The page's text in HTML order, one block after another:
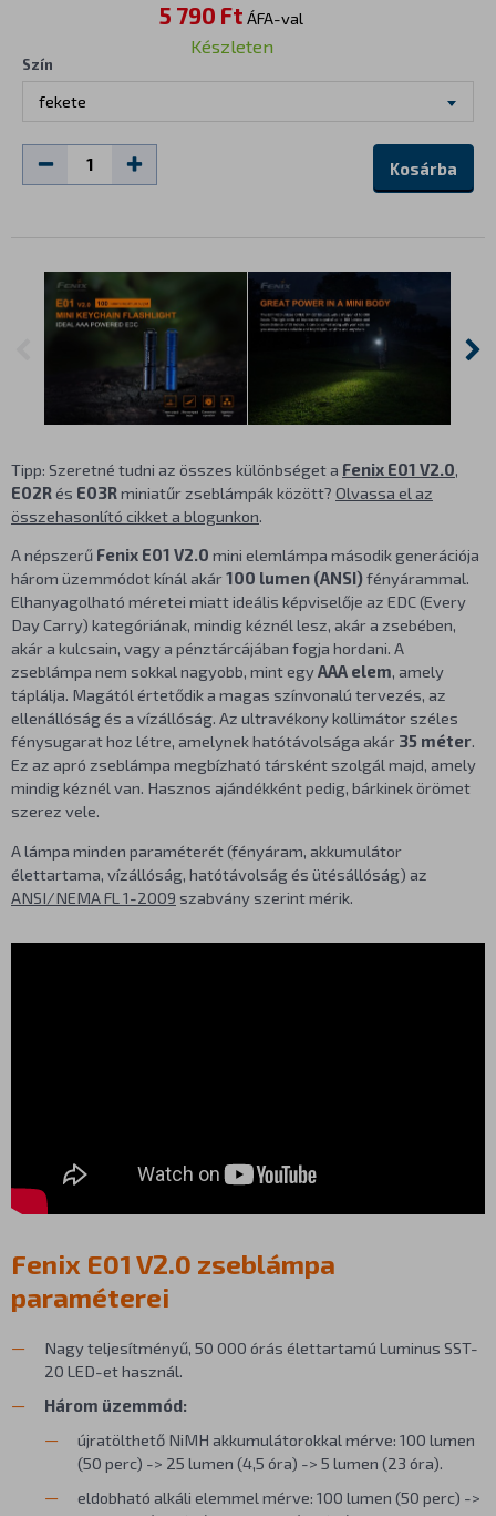
5 790 Ft ÁFA-val
Készleten
Szín
fekete
Kosárba
Tipp: Szeretné tudni az összes különbséget a Fenix E01 V2.0,
E02Rés E03Rminiatűr zseblámpák között? Olvassa el az
összehasonlító cikket a blogunkon.
A népszerű Fenix E01 V2.0 mini elemlámpa második generációja
három üzemmódot kínál akár100 lumen (ANSI)fényárammal.
Elhanyagolható méretei miatt ideális képviselője az EDC (Every
Day Carry) kategóriának, mindig kéznél lesz, akár a zsebében,
akár a kulcsain, vagy a pénztárcájában fogja hordani. A
zseblámpa nem sokkal nagyobb, mint egyAAA elem, amely
táplálja. Magától értetődik a magas színvonalú tervezés, az
ellenállóság és a vízállóság. Az ultravékony kollimátor széles
fénysugarat hoz létre, amelynek hatótávolsága akár 35 méter.
Ez az apró zseblámpa megbízható társként szolgál majd, amely
mindig kéznél van. Hasznos ajándékként pedig, bárkinek örömet
szerez vele.
A lámpa minden paraméterét (fényáram, akkumulátor
élettartama, vízállóság, hatótávolság és ütésállóság) az
ANSI/NEMA FL 1-2009 szabvány szerint mérik.
Fenix E01 V2.0 zseblámpa
paraméterei
Nagy teljesítményű, 50 000 órás élettartamú Luminus SST-
20 LED-et használ.
Három üzemmód:
újratölthető NiMH akkumulátorokkal mérve: 100 lumen
(50 perc) -> 25 lumen (4,5 óra) -> 5 lumen (23 óra).
eldobható alkáli elemmel mérve: 100 lumen (50 perc) ->